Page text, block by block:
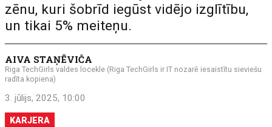
zēnu, kuri šobrīd iegūst vidējo izglītību,
un tikai 5% meiteņu.
AIVA STAŅĒVIČA
Riga TechGirls valdes locekle (Riga TechGirls ir IT nozarē iesaistītu sieviešu
radīta kopiena)
3. jūlijs, 2025, 10:00
KARJERA